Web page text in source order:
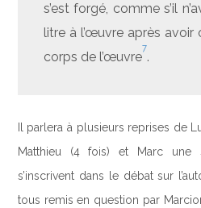
s’est forgé, comme s’il
litre à l’œuvre après
corps de l’œuvre
7
.
Il parlera à plusieurs reprises de
Matthieu (4 fois) et Marc une
s’inscrivent dans le débat sur
tous remis en question par